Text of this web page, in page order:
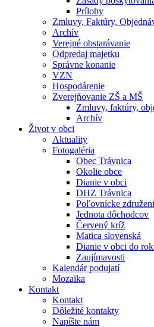
Prílohy
Zmluvy, Faktúry,
Archív
Verejné obstarávanie
Odpredaj majetku
Správne konanie
VZN
Hospodárenie
Zverejňovanie ZŠ a MŠ
Zmluvy, faktúry,
Archív
Život v obci
Aktuality
Fotogaléria
Obec Trávnica
Okolie obce
Dianie v obci
DHZ Trávnica
Poľovnícke
Jednota dôchodcov
Červený kríž
Matica slovenská
Dianie v obci do
Zaujímavosti
Kalendár podujatí
Mozaika
Kontakt
Kontakt
Dôležité kontakty
Napíšte nám